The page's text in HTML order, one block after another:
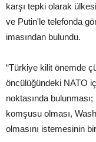
karşı tepki olarak
ve Putin'le telefonda
imasından bulundu.
“Türkiye kilit önemde
öncülüğündeki NATO
noktasında
komşusu olması,
olmasını istemesinin